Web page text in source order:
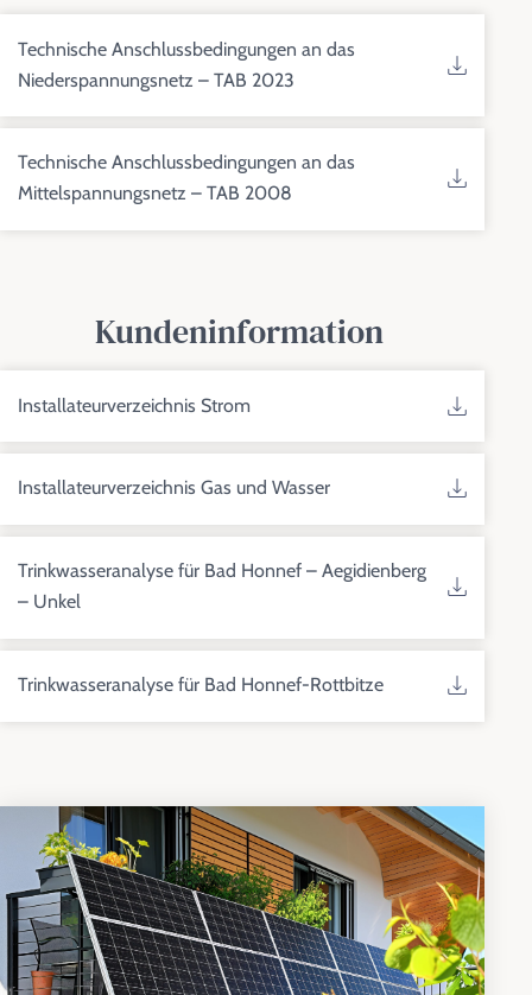
Technische Anschlussbedingungen an das
Niederspannungsnetz – TAB 2023
Technische Anschlussbedingungen an das
Mittelspannungsnetz – TAB 2008
Kundeninformation
Installateurverzeichnis Strom
Installateurverzeichnis Gas und Wasser
Trinkwasseranalyse für Bad Honnef – Aegidienberg
– Unkel
Trinkwasseranalyse für Bad Honnef-Rottbitze